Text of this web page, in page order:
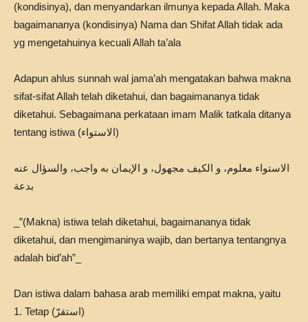
(kondisinya), dan menyandarkan ilmunya kepada Allah. Maka
bagaimananya (kondisinya) Nama dan Shifat Allah tidak ada
yg mengetahuinya kecuali Allah ta’ala
Adapun ahlus sunnah wal jama’ah mengatakan bahwa makna
sifat-sifat Allah telah diketahui, dan bagaimananya tidak
diketahui. Sebagaimana perkataan imam Malik tatkala ditanya
tentang istiwa (الاستواء)
الاستواء معلوم، و الكيف مجهول، و الإيمان به واجب، والسؤال عنه
بدعة
_”(Makna) istiwa telah diketahui, bagaimananya tidak
diketahui, dan mengimaninya wajib, dan bertanya tentangnya
adalah bid’ah”_
Dan istiwa dalam bahasa arab memiliki empat makna, yaitu
1. Tetap (استقرّ)